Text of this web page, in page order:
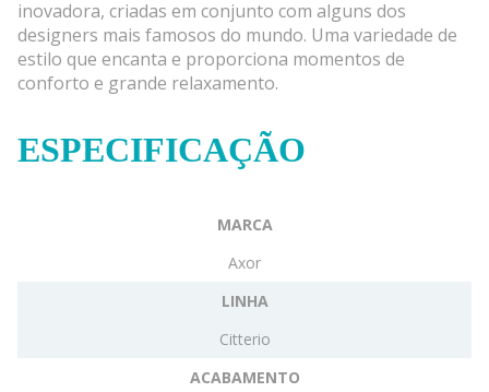
inovadora, criadas em conjunto com alguns dos
designers mais famosos do mundo. Uma variedade de
estilo que encanta e proporciona momentos de
conforto e grande relaxamento.
ESPECIFICAÇÃO
MARCA
Axor
LINHA
Citterio
ACABAMENTO